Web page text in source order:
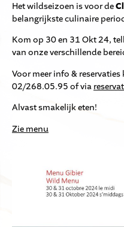
Het wildseizoen is voor de
belangrijkste culinaire
Kom op 30 en 31 Okt 24,
van onze verschillende
Voor meer info &
02/268.05.95 of via
Alvast smakelijk eten!
Zie menu